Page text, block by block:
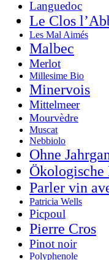
Languedoc
Le Clos
Les Mal Aimés
Malbec
Merlot
Millesime Bio
Minervois
Mittelmeer
Mourvèdre
Muscat
Nebbiolo
Ohne
Parler vin
Patricia Wells
Picpoul
Pierre Cros
Pinot noir
Polyphenole